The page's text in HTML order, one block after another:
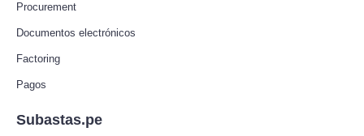
Procurement
Documentos electrónicos
Factoring
Pagos
Subastas.pe